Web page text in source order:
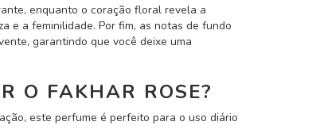
enquanto o coração floral revela a
e a feminilidade. Por fim, as notas de fundo
garantindo que você deixe uma
O FAKHAR ROSE?
este perfume é perfeito para o uso diário